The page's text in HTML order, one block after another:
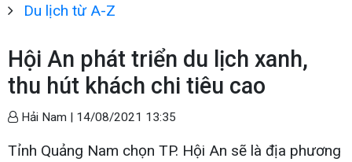
Du lịch từ A-Z
Hội An phát triển du lịch xanh,
thu hút khách chi tiêu cao
Hải Nam | 14/08/2021 13:35
Tỉnh Quảng Nam chọn TP. Hội An sẽ là địa phương